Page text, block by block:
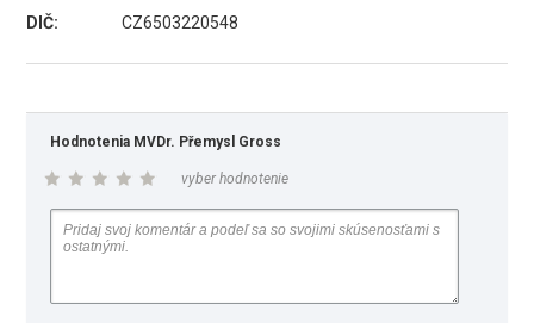
DIČ:
CZ6503220548
Hodnotenia MVDr. Přemysl Gross
vyber hodnotenie